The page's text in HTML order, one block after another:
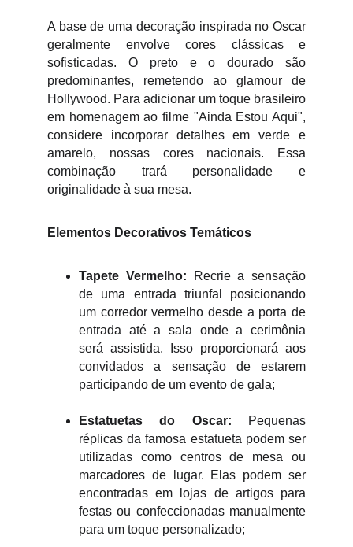
A base de uma decoração inspirada no Oscar
geralmente envolve cores clássicas e
sofisticadas. O preto e o dourado são
predominantes, remetendo ao glamour de
Hollywood. Para adicionar um toque brasileiro
em homenagem ao filme "Ainda Estou Aqui",
considere incorporar detalhes em verde e
amarelo, nossas cores nacionais. Essa
combinação trará personalidade e
originalidade à sua mesa.
Elementos Decorativos Temáticos
Tapete Vermelho: Recrie a sensação
de uma entrada triunfal posicionando
um corredor vermelho desde a porta de
entrada até a sala onde a cerimônia
será assistida. Isso proporcionará aos
convidados a sensação de estarem
participando de um evento de gala;
Estatuetas do Oscar: Pequenas
réplicas da famosa estatueta podem ser
utilizadas como centros de mesa ou
marcadores de lugar. Elas podem ser
encontradas em lojas de artigos para
festas ou confeccionadas manualmente
para um toque personalizado;